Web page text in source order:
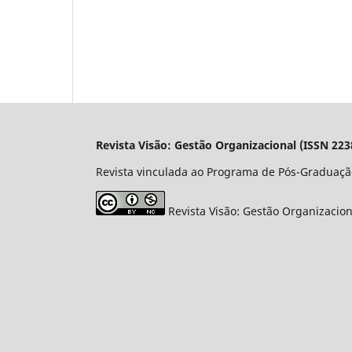
Revista Visão: Gestão Organizacional (ISSN
Revista vinculada ao Programa de Pós-
Revista Visão: Gestão